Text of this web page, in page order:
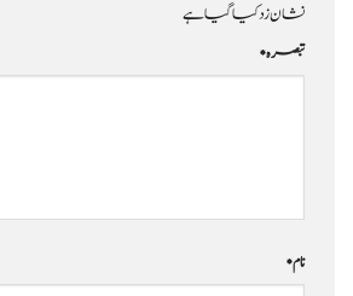
نشان زد کیا گیا ہے
تبصرہ*
نام*